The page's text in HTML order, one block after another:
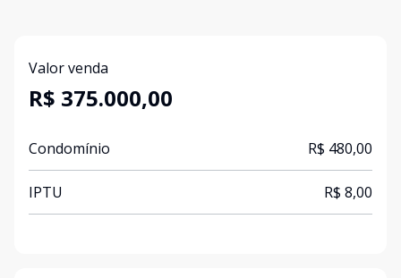
Valor venda
R$ 375.000,00
Condomínio R$ 480,00
IPTU R$ 8,00